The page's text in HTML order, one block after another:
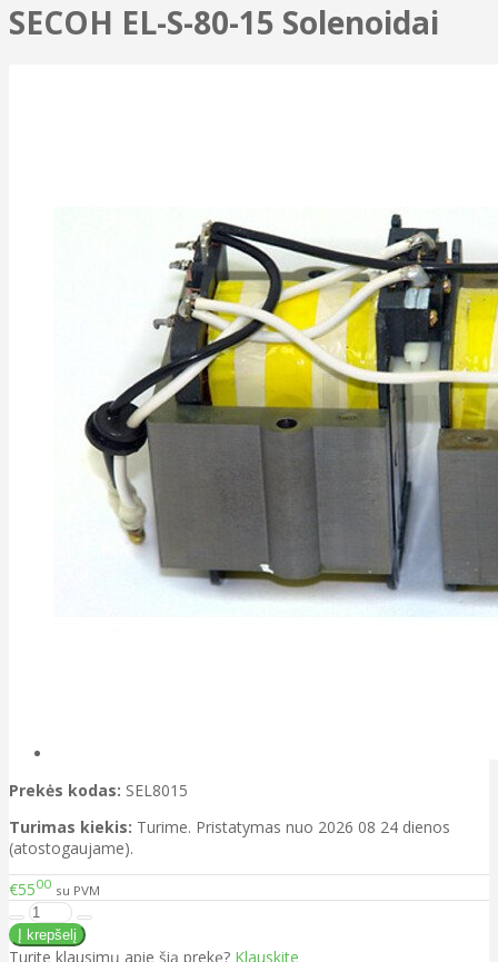
SECOH EL-S-80-15 Solenoidai
Prekės kodas: SEL8015
Turimas kiekis: Turime. Pristatymas nuo 2026 08 24 dienos
(atostogaujame).
€5500 su PVM
Turite klausimų apie šią prekę? Klauskite